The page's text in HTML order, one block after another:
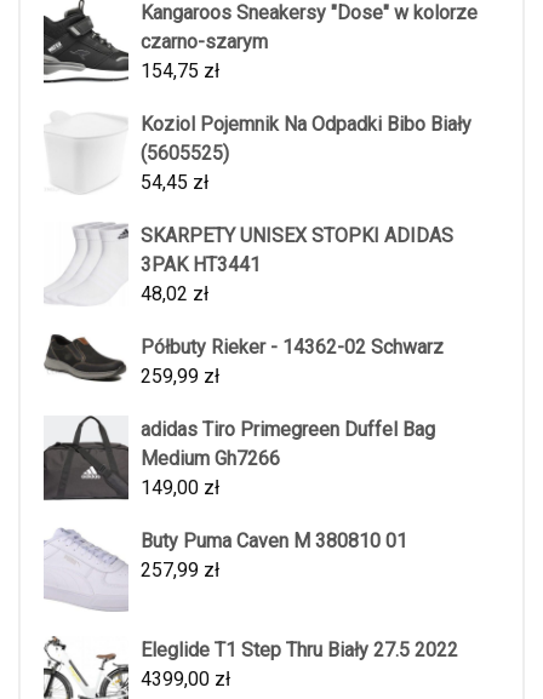
Kangaroos Sneakersy "Dose" w kolorze
czarno-szarym
154,75 zł
Koziol Pojemnik Na Odpadki Bibo Biały
(5605525)
54,45 zł
SKARPETY UNISEX STOPKI ADIDAS
3PAK HT3441
48,02 zł
Półbuty Rieker - 14362-02 Schwarz
259,99 zł
adidas Tiro Primegreen Duffel Bag
Medium Gh7266
149,00 zł
Buty Puma Caven M 380810 01
257,99 zł
Eleglide T1 Step Thru Biały 27.5 2022
4399,00 zł